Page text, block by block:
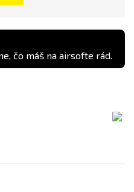
čo máš na airsofte rád.